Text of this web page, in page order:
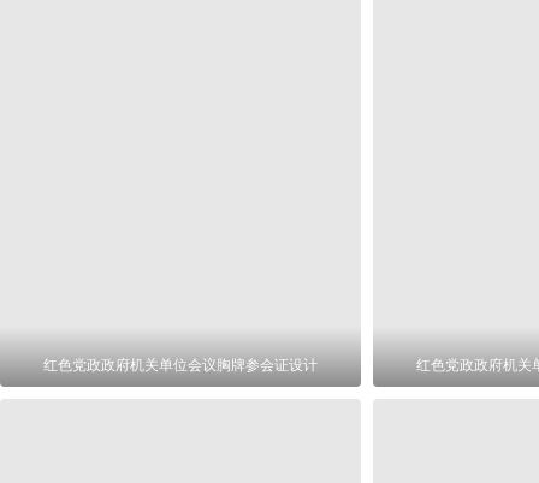
红色党政政府机关单位会议胸牌参会证设计 红色党政政府机关